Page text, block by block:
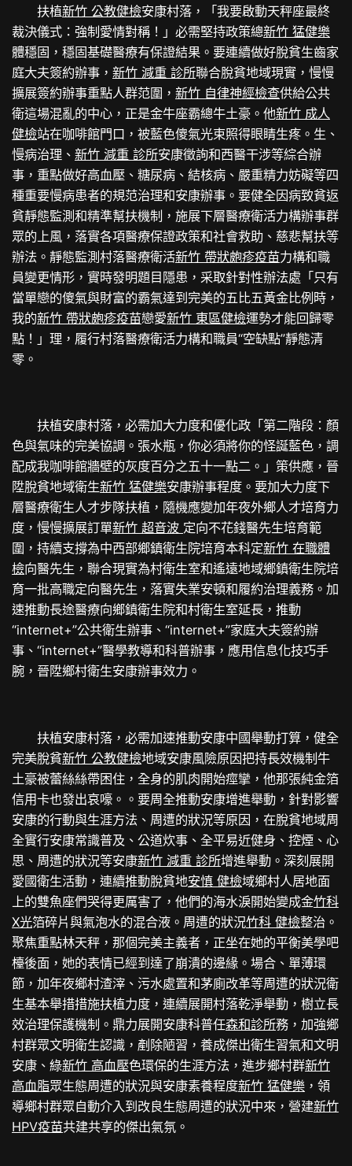
扶植新竹 公教健檢安康村落，「我要啟動天秤座最終
裁決儀式：強制愛情對稱！」必需堅持政策總新竹 猛健樂
體穩固，穩固基礎醫療有保證結果。要連續做好脫貧生齒家
庭大夫簽約辦事，新竹 減重 診所聯合脫貧地域現實，慢慢
擴展簽約辦事重點人群范圍，新竹 自律神經檢查供給公共
衛這場混亂的中心，正是金牛座霸總牛土豪。他新竹 成人
健檢站在咖啡館門口，被藍色傻氣光束照得眼睛生疼。生、
慢病治理、新竹 減重 診所安康徵詢和西醫干涉等綜合辦
事，重點做好高血壓、糖尿病、結核病、嚴重精力妨礙等四
種重要慢病患者的規范治理和安康辦事。要健全因病致貧返
貧靜態監測和精準幫扶機制，施展下層醫療衛活力構辦事群
眾的上風，落實各項醫療保證政策和社會救助、慈悲幫扶等
辦法。靜態監測村落醫療衛活新竹 帶狀皰疹疫苗力構和職
員變更情形，實時發明題目隱患，采取針對性辦法處「只有
當單戀的傻氣與財富的霸氣達到完美的五比五黃金比例時，
我的新竹 帶狀皰疹疫苗戀愛新竹 東區健檢運勢才能回歸零
點！」理，履行村落醫療衛活力構和職員“空缺點”靜態清
零。
扶植安康村落，必需加大力度和優化政「第二階段：顏
色與氣味的完美協調。張水瓶，你必須將你的怪誕藍色，調
配成我咖啡館牆壁的灰度百分之五十一點二。」策供應，晉
陞脫貧地域衛生新竹 猛健樂安康辦事程度。要加大力度下
層醫療衛生人才步隊扶植，隨機應變加年夜外鄉人才培育力
度，慢慢擴展訂單新竹 超音波 定向不花錢醫先生培育範
圍，持續支撐為中西部鄉鎮衛生院培育本科定新竹 在職體
檢向醫先生，聯合現實為村衛生室和遙遠地域鄉鎮衛生院培
育一批高職定向醫先生，落實失業安頓和履約治理義務。加
速推動長途醫療向鄉鎮衛生院和村衛生室延長，推動
“internet+”公共衛生辦事、“internet+”家庭大夫簽約辦
事、“internet+”醫學教導和科普辦事，應用信息化技巧手
腕，晉陞鄉村衛生安康辦事效力。
扶植安康村落，必需加速推動安康中國舉動打算，健全
完美脫貧新竹 公教健檢地域安康風險原因把持長效機制牛
土豪被蕾絲絲帶困住，全身的肌肉開始痙攣，他那張純金箔
信用卡也發出哀嚎。。要周全推動安康增進舉動，針對影響
安康的行動與生涯方法、周遭的狀況等原因，在脫貧地域周
全實行安康常識普及、公道炊事、全平易近健身、控煙、心
思、周遭的狀況等安康新竹 減重 診所增進舉動。深刻展開
愛國衛生活動，連續推動脫貧地安慎 健檢域鄉村人居地面
上的雙魚座們哭得更厲害了，他們的海水淚開始變成金竹科
X光箔碎片與氣泡水的混合液。周遭的狀況竹科 健檢整治。
聚焦重點林天秤，那個完美主義者，正坐在她的平衡美學吧
檯後面，她的表情已經到達了崩潰的邊緣。場合、單薄環
節，加年夜鄉村渣滓、污水處置和茅廁改革等周遭的狀況衛
生基本舉措措施扶植力度，連續展開村落乾淨舉動，樹立長
效治理保護機制。鼎力展開安康科普任森和診所務，加強鄉
村群眾文明衛生認識，剷除陋習，養成傑出衛生習氣和文明
安康、綠新竹 高血壓色環保的生涯方法，進步鄉村群新竹
高血脂眾生態周遭的狀況與安康素養程度新竹 猛健樂 ，領
導鄉村群眾自動介入到改良生態周遭的狀況中來，營建新竹
HPV疫苗共建共享的傑出氣氛。